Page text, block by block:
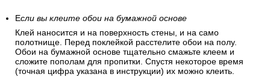
Если вы клеите обои на бумажной основе
Клей наносится и на поверхность стены, и на само
полотнище. Перед поклейкой расстелите обои на полу.
Обои на бумажной основе тщательно смажьте клеем и
сложите пополам для пропитки. Спустя некоторое время
(точная цифра указана в инструкции) их можно клеить.